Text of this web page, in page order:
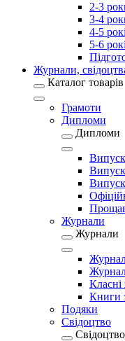
2-3
3-4
4-5
5-6
Журнали,
Каталог товарів
Грамоти
Дипломи
Дипломи
Журнали
Журнали
Книги
Подяки
Свідоцтво
Свідоцтво